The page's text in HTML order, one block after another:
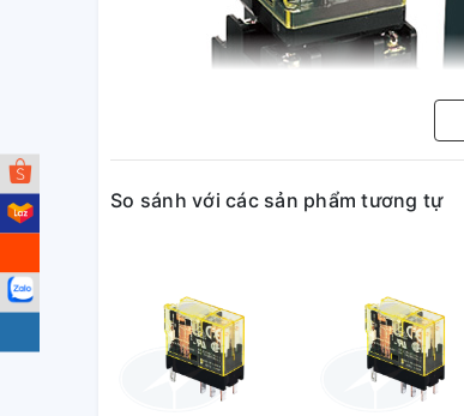
So sánh với các sản phẩm tương tự